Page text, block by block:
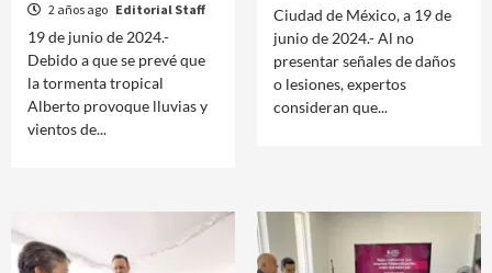
2 años ago Editorial Staff
19 de junio de 2024.-
Debido a que se prevé que
la tormenta tropical
Alberto provoque lluvias y
vientos de...
Ciudad de México, a 19 de
junio de 2024.- Al no
presentar señales de daños
o lesiones, expertos
consideran que...